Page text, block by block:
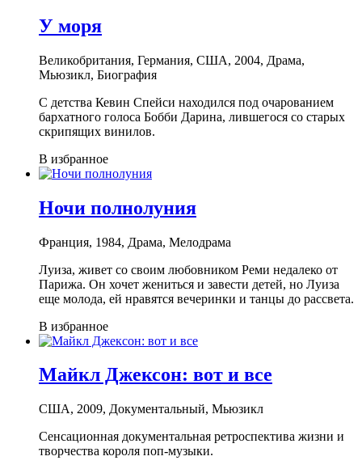
У моря
Великобритания, Германия, США, 2004, Драма,
Мьюзикл, Биография
С детства Кевин Спейси находился под очарованием
бархатного голоса Бобби Дарина, лившегося со старых
скрипящих винилов.
В избранное
Ночи полнолуния
Франция, 1984, Драма, Мелодрама
Луиза, живет со своим любовником Реми недалеко от
Парижа. Он хочет жениться и завести детей, но Луиза
еще молода, ей нравятся вечеринки и танцы до рассвета.
В избранное
Майкл Джексон: вот и все
США, 2009, Документальный, Мьюзикл
Сенсационная документальная ретроспектива жизни и
творчества короля поп-музыки.